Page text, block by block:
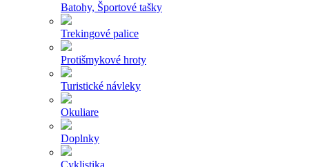
Batohy, Športové tašky
Trekingové palice
Protišmykové hroty
Turistické návleky
Okuliare
Doplnky
Cyklistika